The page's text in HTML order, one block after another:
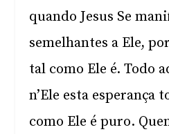
quando Jesus Se
semelhantes a Ele,
tal como Ele é. Todo
n’Ele esta esperança
como Ele é puro.